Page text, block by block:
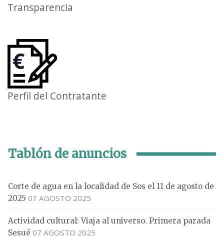
Transparencia
Perfil del Contratante
Tablón de anuncios
Corte de agua en la localidad de Sos el 11 de agosto de
2025 07 AGOSTO 2025
Actividad cultural: Viaja al universo. Primera parada
Sesué 07 AGOSTO 2025